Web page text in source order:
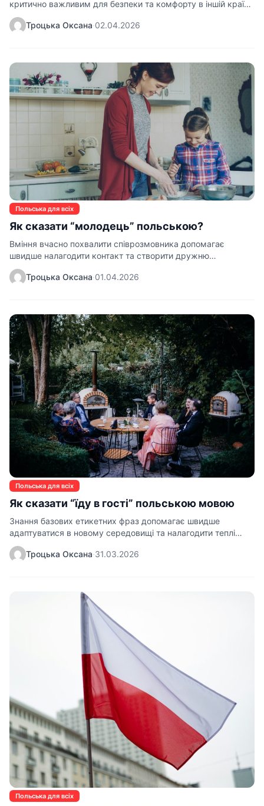
критично важливим для безпеки та комфорту в іншій країні.
…
Троцька Оксана·02.04.2026
Польська для всіх
Як сказати “молодець” польською?
Вміння вчасно похвалити співрозмовника допомагає
швидше налагодити контакт та створити дружню
атмосферу під час розмови. Багато початківців шукають…
Троцька Оксана·01.04.2026
Польська для всіх
Як сказати “їду в гості” польською мовою
Знання базових етикетних фраз допомагає швидше
адаптуватися в новому середовищі та налагодити теплі
стосунки з оточенням. Коли виникає…
Троцька Оксана·31.03.2026
Польська для всіх